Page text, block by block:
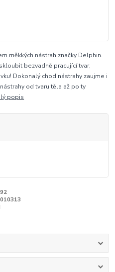
měkkých nástrah značky Delphin.
bezvadně pracující tvar,
Dokonalý chod nástrahy zaujme i
od tvaru těla až po ty
popis